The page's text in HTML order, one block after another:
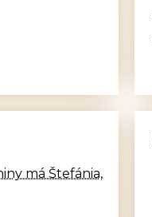
má Štefánia,